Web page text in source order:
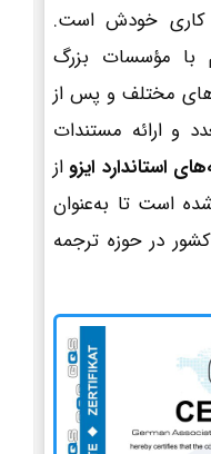
کاری خودش است.
با مؤسسات بزرگ
مختلف و پس از
و ارائه مستندات
استاندارد ایزو از
است تا به‌عنوان
کشور در حوزه ترجمه